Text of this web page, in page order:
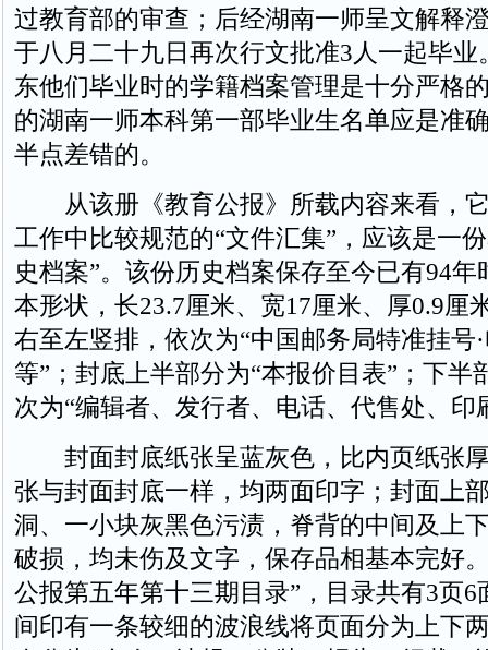
过教育部的审查；后经湖南一师呈文解释
于八月二十九日再次行文批准3人一起毕业
东他们毕业时的学籍档案管理是十分严格
的湖南一师本科第一部毕业生名单应是准
半点差错的。
从该册《教育公报》所载内容来看，
工作中比较规范的“文件汇集”，应该是一
史档案”。该份历史档案保存至今已有94年
本形状，长23.7厘米、宽17厘米、厚0.9厘
右至左竖排，依次为“中国邮务局特准挂号
等”；封底上半部分为“本报价目表”；下半
次为“编辑者、发行者、电话、代售处、印
封面封底纸张呈蓝灰色，比内页纸张
张与封面封底一样，均两面印字；封面上
洞、一小块灰黑色污渍，脊背的中间及上
破损，均未伤及文字，保存品相基本完好
公报第五年第十三期目录”，目录共有3页6
间印有一条较细的波浪线将页面分为上下